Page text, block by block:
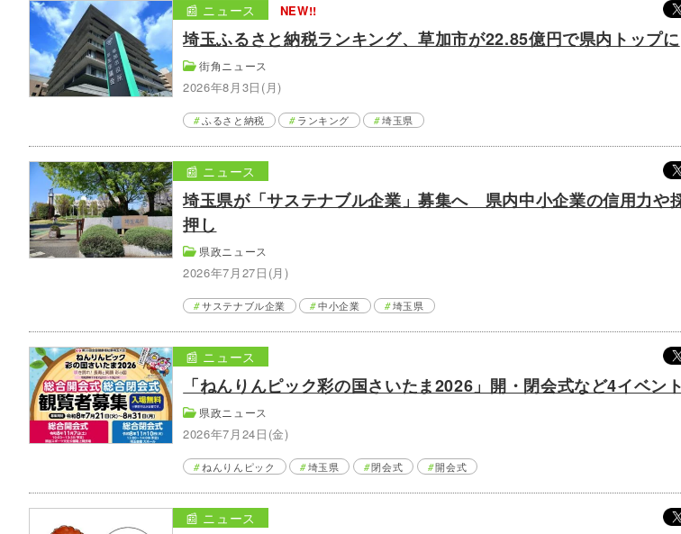
埼玉ふるさと納税ランキング、草加市が22.85億円で県内トップに
街角ニュース
2026年8月3日(月)
📰 ニュース NEW!!
ふるさと納税 ランキング 埼玉県
埼玉県が「サステナブル企業」募集へ 県内中小企業の信用力や
押し
県政ニュース
2026年7月27日(月)
📰 ニュース
サステナブル企業 中小企業 埼玉県
「ねんりんピック彩の国さいたま2026」開・閉会式など4イベン
県政ニュース
2026年7月24日(金)
📰 ニュース
ねんりんピック 埼玉県 閉会式 開会式
📰 ニュース